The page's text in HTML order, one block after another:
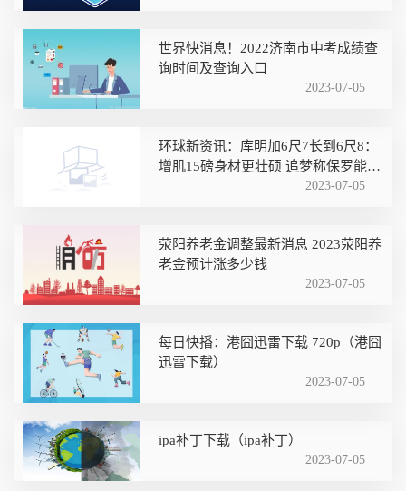
世界快消息！2022济南市中考成绩查
询时间及查询入口
2023-07-05
环球新资讯：库明加6尺7长到6尺8：
增肌15磅身材更壮硕 追梦称保罗能解
2023-07-05
荥阳养老金调整最新消息 2023荥阳养
老金预计涨多少钱
2023-07-05
每日快播：港囧迅雷下载 720p（港囧
迅雷下载）
2023-07-05
ipa补丁下载（ipa补丁）
2023-07-05